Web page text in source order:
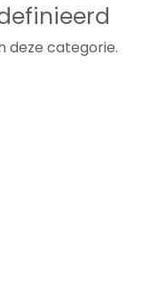
deze categorie.